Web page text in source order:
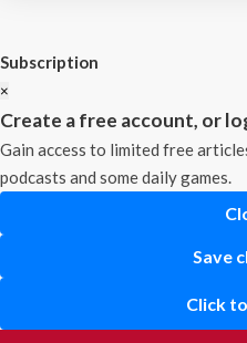
Subscription
×
Create a free account, or
Gain access to limited free
podcasts and some daily games.
Save
Click